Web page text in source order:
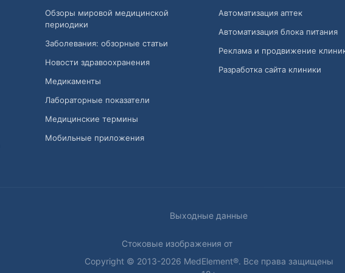
Обзоры мировой медицинской
периодики
Заболевания: обзорные статьи
Новости здравоохранения
Медикаменты
Лабораторные показатели
Медицинские термины
Мобильные приложения
Автоматизация аптек
Автоматизация блока питания
Реклама и продвижение
Разработка сайта клиники
Выходные данные
Стоковые изображения от
Copyright © 2013-2026 MedElement®. Все права защищены